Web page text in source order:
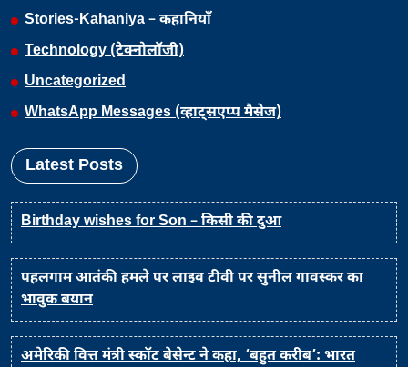
Stories-Kahaniya – कहानियाँ
Technology (टेक्नोलॉजी)
Uncategorized
WhatsApp Messages (व्हाट्सएप्प मैसेज)
Latest Posts
Birthday wishes for Son – किसी की दुआ
पहलगाम आतंकी हमले पर लाइव टीवी पर सुनील गावस्कर का
भावुक बयान
अमेरिकी वित्त मंत्री स्कॉट बेसेन्ट ने कहा, ‘बहुत करीब’: भारत